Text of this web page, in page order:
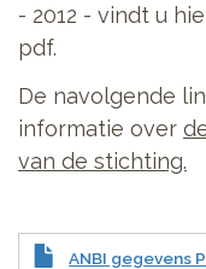
- 2012 - vindt u
pdf.
De navolgende
informatie over
van de stichting.
ANBI gegevens